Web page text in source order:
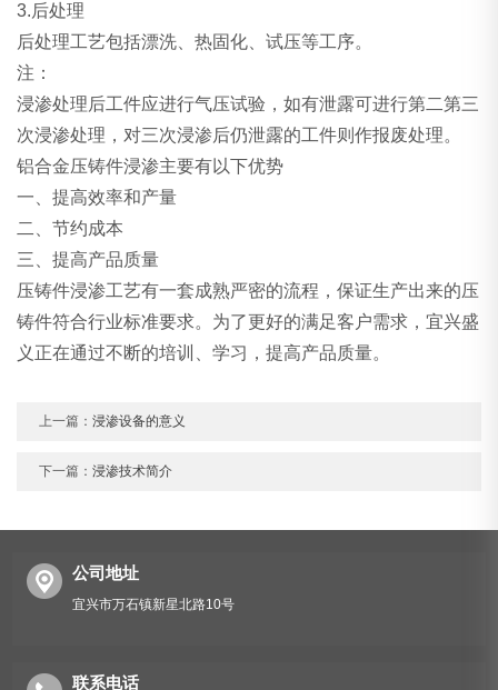
3.后处理
后处理工艺包括漂洗、热固化、试压等工序。
注：
浸渗处理后工件应进行气压试验，如有泄露可进行第二第三
次浸渗处理，对三次浸渗后仍泄露的工件则作报废处理。
铝合金压铸件浸渗主要有以下优势
一、提高效率和产量
二、节约成本
三、提高产品质量
压铸件浸渗工艺有一套成熟严密的流程，保证生产出来的压
铸件符合行业标准要求。为了更好的满足客户需求，宜兴盛
义正在通过不断的培训、学习，提高产品质量。
上一篇：浸渗设备的意义
下一篇：浸渗技术简介
公司地址
宜兴市万石镇新星北路10号
联系电话